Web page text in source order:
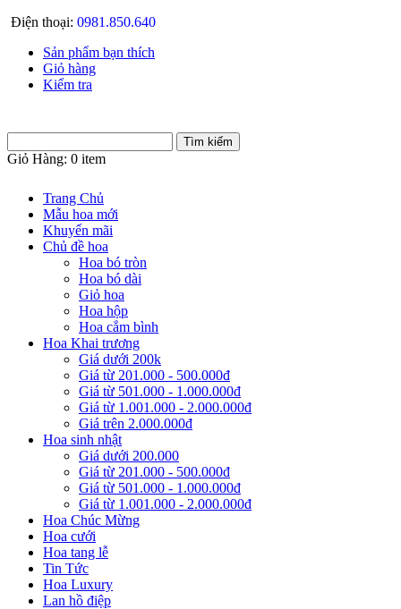
Điện thoại: 0981.850.640
Sản phẩm bạn thích
Giỏ hàng
Kiểm tra
Giỏ Hàng: 0 item
Trang Chủ
Mẫu hoa mới
Khuyến mãi
Chủ đề hoa
Hoa bó tròn
Hoa bó dài
Giỏ hoa
Hoa hộp
Hoa cắm bình
Hoa Khai trương
Giá dưới 200k
Giá từ 201.000 - 500.000đ
Giá từ 501.000 - 1.000.000đ
Giá từ 1.001.000 - 2.000.000đ
Giá trên 2.000.000đ
Hoa sinh nhật
Giá dưới 200.000
Giá từ 201.000 - 500.000đ
Giá từ 501.000 - 1.000.000đ
Giá từ 1.001.000 - 2.000.000đ
Hoa Chúc Mừng
Hoa cưới
Hoa tang lễ
Tin Tức
Hoa Luxury
Lan hồ điệp